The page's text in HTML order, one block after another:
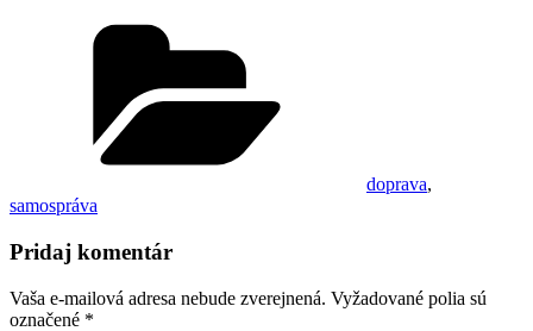
doprava,
samospráva
Pridaj komentár
Vaša e-mailová adresa nebude zverejnená. Vyžadované polia sú
označené *